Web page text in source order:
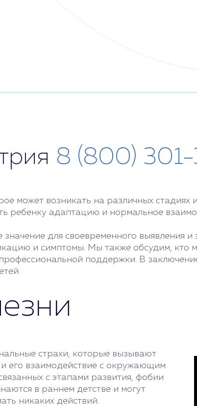
8 (800)
может возникать на различных стадиях
ребенку адаптацию и нормальное
для своевременного выявления и
и симптомы. Мы также обсудим, кто
поддержки. В
страхи, которые вызывают
его взаимодействие с окружающим
с этапами развития, фобии
в раннем детстве и могут
никаких действий.